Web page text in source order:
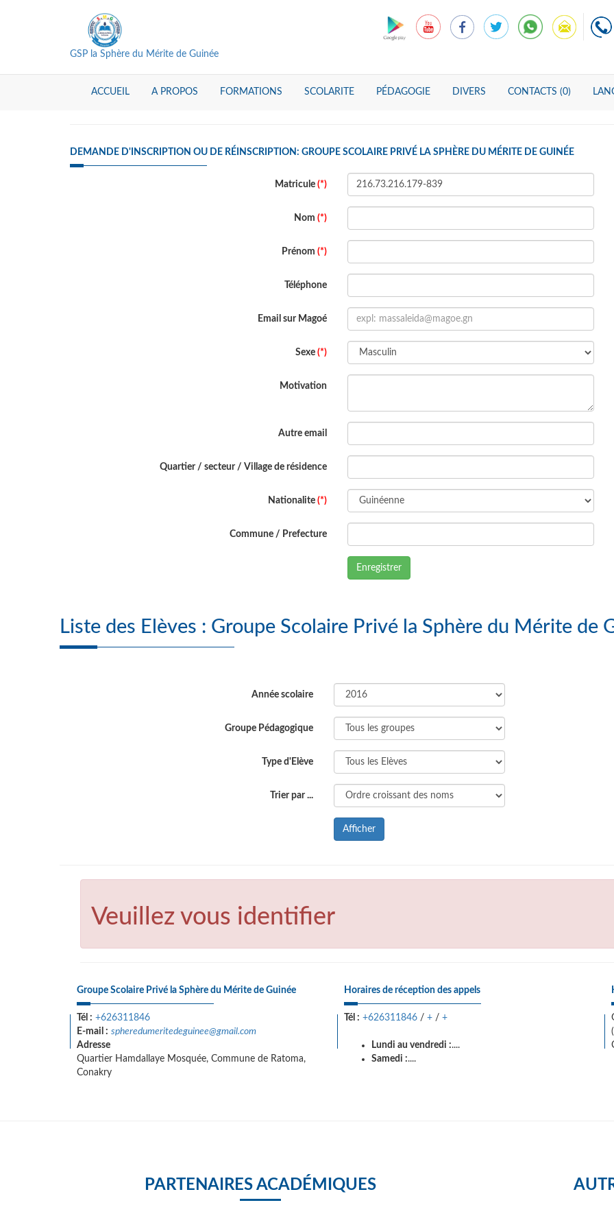
GSP la Sphère du Mérite de Guinée
ACCUEIL A PROPOS FORMATIONS SCOLARITE PÉDAGOGIE DIVERS CONTACTS (0)
DEMANDE D'INSCRIPTION OU DE RÉINSCRIPTION: GROUPE SCOLAIRE PRIVÉ LA SPHÈRE DU MÉRITE DE GUINÉE
Matricule (*)
Nom (*)
Prénom (*)
Téléphone
Email sur Magoé
Sexe (*)
Motivation
Autre email
Quartier / secteur / Village de résidence
Nationalite (*)
Commune / Prefecture
Enregistrer
Liste des Elèves : Groupe Scolaire Privé la Sphère du Mérite
Année scolaire
Groupe Pédagogique
Type d'Elève
Trier par ...
Afficher
Veuillez vous identifier
Groupe Scolaire Privé la Sphère du Mérite de Guinée
Tél : +626311846
E-mail : spheredumeritedeguinee@gmail.com
Adresse
Quartier Hamdallaye Mosquée, Commune de Ratoma,
Conakry
Horaires de réception des appels
Tél : +626311846 / + / +
Lundi au vendredi :....
Samedi :....
PARTENAIRES ACADÉMIQUES